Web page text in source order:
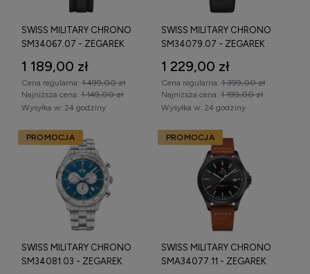
SWISS MILITARY CHRONO
SM34067.07 - ZEGAREK
1 189,00 zł
Cena regularna: 1 499,00 zł
Najniższa cena: 1 149,00 zł
Wysyłka w: 24 godziny
SWISS MILITARY CHRONO
SM34079.07 - ZEGAREK
1 229,00 zł
Cena regularna: 1 399,00 zł
Najniższa cena: 1 199,00 zł
Wysyłka w: 24 godziny
SWISS MILITARY CHRONO
SM34081.03 - ZEGAREK
PROMOCJA
SWISS MILITARY CHRONO
SMA34077.11 - ZEGAREK
PROMOCJA